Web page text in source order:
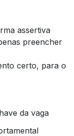
assertiva
preencher
certo, para o
da vaga